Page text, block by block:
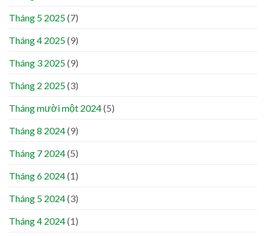
Tháng 5 2025(7)
Tháng 4 2025(9)
Tháng 3 2025(9)
Tháng 2 2025(3)
Tháng mười một 2024(5)
Tháng 8 2024(9)
Tháng 7 2024(5)
Tháng 6 2024(1)
Tháng 5 2024(3)
Tháng 4 2024(1)